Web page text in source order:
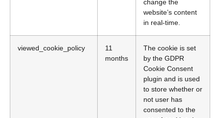
change the
website’s content
in real-time.
viewed_cookie_policy
11
months
The cookie is set
by the GDPR
Cookie Consent
plugin and is used
to store whether or
not user has
consented to the